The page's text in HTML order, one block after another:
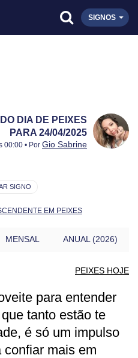
SIGNOS
DIA DE PEIXES
PARA 24/04/2025
00:00 • Por Gio Sabrine
EM PEIXES
SIGNO
MENSAL ANUAL (2026)
PEIXES HOJE
PARA OUTRO DIA
para entender
tanto estão te
é só um impulso
confiar mais em